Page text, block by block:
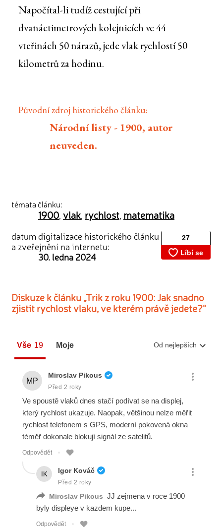
Napočítal-li tudíž cestující při
dvanáctimetrových kolejnicích ve 44
vteřinách 50 nárazů, jede vlak rychlostí 50
kilometrů za hodinu.
Původní zdroj historického článku:
Národní listy - 1900, autor
neuveden.
témata článku:
1900 vlak rychlost matematika
datum digitalizace historického článku
a zveřejnění na internetu:
30. ledna 2024
Diskuze k článku „Trik z roku 1900: Jak snadno
zjistit rychlost vlaku, ve kterém právě jedete?“